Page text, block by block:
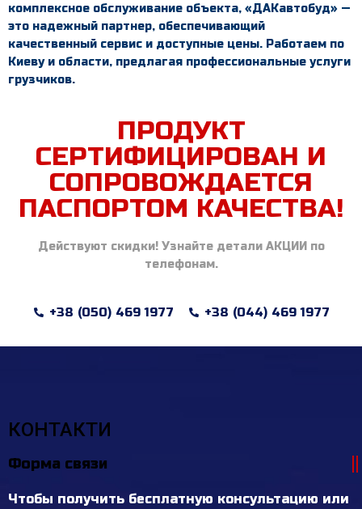
комплексное обслуживание объекта, «ДАКавтобуд» —
это надежный партнер, обеспечивающий
качественный сервис и доступные цены. Работаем по
Киеву и области, предлагая профессиональные услуги
грузчиков.
ПРОДУКТ
СЕРТИФИЦИРОВАН И
СОПРОВОЖДАЕТСЯ
ПАСПОРТОМ КАЧЕСТВА!
Действуют скидки! Узнайте детали АКЦИИ по
телефонам.
+38 (050) 469 1977 +38 (044) 469 1977
Форма связи
КОНТАКТИ
Чтобы получить бесплатную консультацию или